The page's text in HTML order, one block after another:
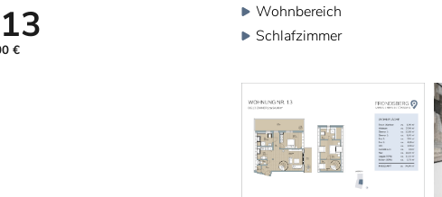
€
Wohnbereich
Schlafzimmer